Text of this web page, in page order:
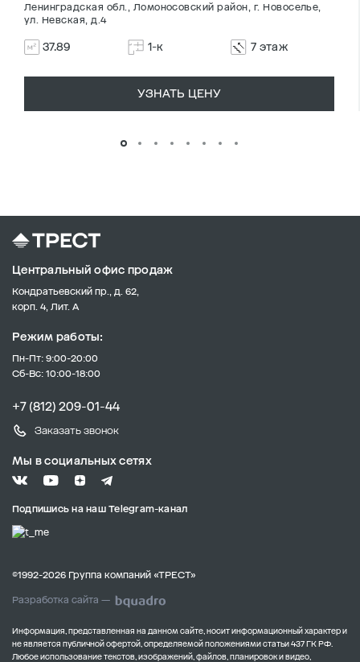
Ленинградская обл., Ломоносовский район, г. Новоселье,
ул. Невская, д.4
37.89 1-к 7 этаж
УЗНАТЬ ЦЕНУ
Центральный офис продаж
Кондратьевский пр., д. 62,
корп. 4, Лит. А
Режим работы:
Пн-Пт: 9:00-20:00
Сб-Вс: 10:00-18:00
+7 (812) 209-01-44
Заказать звонок
Мы в социальных сетях
Подпишись на наш Telegram-канал
©1992-2026 Группа компаний «ТРЕСТ»
Разработка сайта —
Информация, представленная на данном сайте, носит информационный характер и
не является публичной офертой, определяемой положениями статьи 437 ГК РФ.
Любое использование текстов, изображений, файлов, планировок и видео,